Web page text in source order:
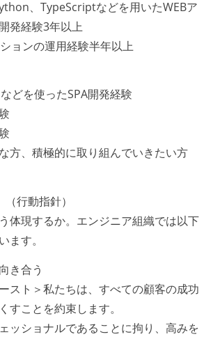
、TypeScriptなどを用いたWEBア
発経験3年以上
ョンの運用経験半年以上
どを使ったSPA開発経験
方、積極的に取り組んでいきたい方
行動指針）
体現するか。エンジニア組織では以下
ます。
き合う
スト＞私たちは、すべての顧客の成功
すことを約束します。
ッショナルであることに拘り、高みを